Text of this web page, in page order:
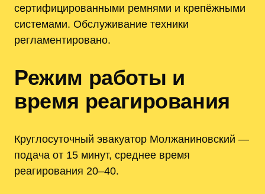
сертифицированными ремнями и крепёжными
системами. Обслуживание техники
регламентировано.
Режим работы и
время реагирования
Круглосуточный эвакуатор Молжаниновский —
подача от 15 минут, среднее время
реагирования 20–40.